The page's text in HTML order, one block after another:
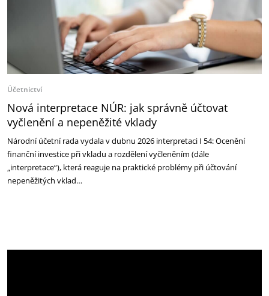
Účetnictví
Nová interpretace NÚR: jak správně účtovat
vyčlenění a nepeněžité vklady
Národní účetní rada vydala v dubnu 2026 interpretaci I 54: Ocenění
finanční investice při vkladu a rozdělení vyčleněním (dále
„interpretace“), která reaguje na praktické problémy při účtování
nepeněžitých vklad…